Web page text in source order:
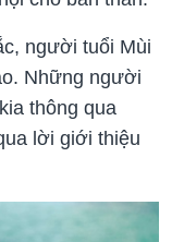
người tuổi Mùi
Những người
thông qua
lời giới thiệu